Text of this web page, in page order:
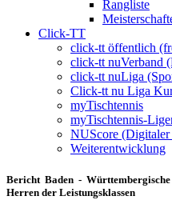
Rangliste
Click-TT
click-tt öffentlich
click-tt nuVerband
click-tt nuLiga
Click-tt nu Liga
myTischtennis
myTischtennis-
NUScore (Digitaler
Weiterentwicklung
Bericht Baden -
Herren der Leistungsklassen